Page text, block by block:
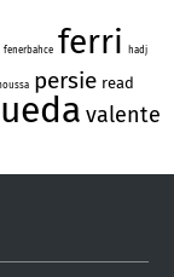
fenerbahce ferri hadj
persie read
ueda valente